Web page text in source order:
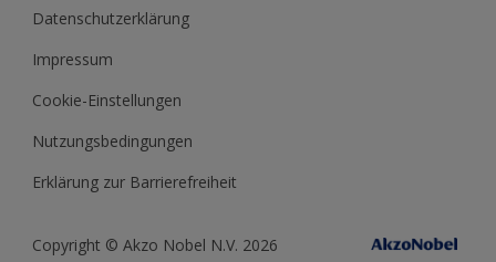
Datenblätter
Datenschutzerklärung
Impressum
Cookie-Einstellungen
Nutzungsbedingungen
Erklärung zur Barrierefreiheit
Copyright © Akzo Nobel N.V. 2026